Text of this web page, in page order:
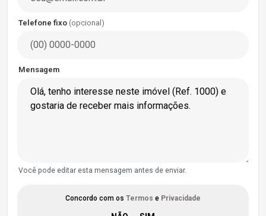
Telefone fixo (opcional)
Mensagem
Você pode editar esta mensagem antes de enviar.
Concordo com os Termos e Privacidade